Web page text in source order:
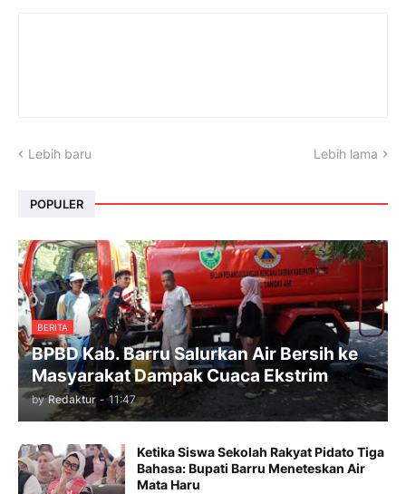
Lebih baru Lebih lama
POPULER
BERITA
BPBD Kab. Barru Salurkan Air Bersih ke
Masyarakat Dampak Cuaca Ekstrim
by Redaktur - 11:47
Ketika Siswa Sekolah Rakyat Pidato Tiga
Bahasa: Bupati Barru Meneteskan Air
Mata Haru